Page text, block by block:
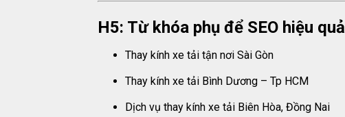
H5: Từ khóa phụ để SEO hiệu quả
Thay kính xe tải tận nơi Sài Gòn
Thay kính xe tải Bình Dương – Tp HCM
Dịch vụ thay kính xe tải Biên Hòa, Đồng Nai